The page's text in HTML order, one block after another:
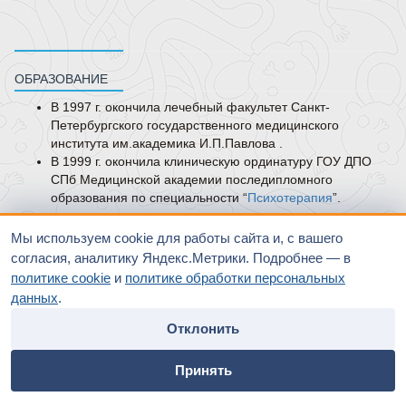
Мы используем cookie для работы сайта и, с вашего
согласия, аналитику Яндекс.Метрики. Подробнее — в
политике cookie и политике обработки персональных
данных.
Отклонить
Принять
ОБРАЗОВАНИЕ
В 1997 г. окончила лечебный факультет Санкт-
Петербургского государственного медицинского
института им.академика И.П.Павлова .
В 1999 г. окончила клиническую ординатуру ГОУ ДПО
СПб Медицинской академии последипломного
образования по специальности “Психотерапия”.
2005 г. - профессиональная переподготовка по
специальности “
Психиатрия”. Санкт-Петербургская
медицинская академия последипломного образования.
2019 г. - профессиональная переподготовка по
Психотерапия
Психиатрия”. Санкт-Петербургская
медицинская академия последипломного образования.